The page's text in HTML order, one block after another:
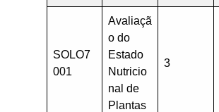
SOLO7
001
Avaliaçã
o do
Estado
Nutricio
nal de
Plantas
3